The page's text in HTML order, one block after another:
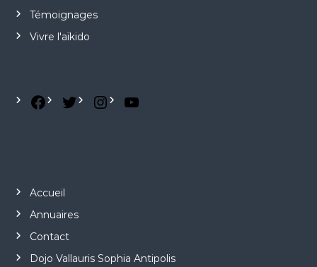
Témoignages
Vivre l'aïkido
Accueil
Annuaires
Contact
Dojo Vallauris Sophia Antipolis